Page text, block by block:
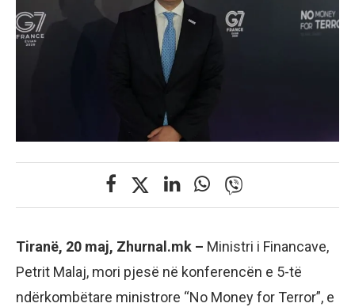
Tiranë, 20 maj, Zhurnal.mk – Ministri i Financave,
Petrit Malaj, mori pjesë në konferencën e 5-të
ndërkombëtare ministrore “No Money for Terror”, e